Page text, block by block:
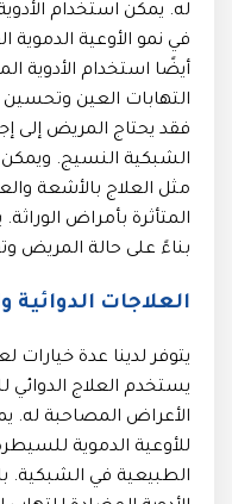
له. يمكن استخدام
في نمو الأوعية
أيضًا استخدام الأدوية
التهابات العين وتحسين
فقد يحتاج المريض إلى
الشبكية النسيج. ويمكن
مثل العلاج بالأشعة
المتأثرة بأمراض
بناءً على حالة المريض
العلاجات الدوائية
يتوفر لدينا عدة خيارات
يستخدم العلاج
الأعراض المصاحبة له.
للأوعية الدموية
الطبيعية في الشبكية.